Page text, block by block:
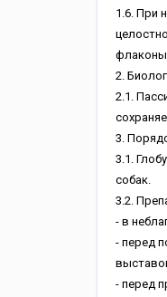
1.6. Пpи
флaкoны
2.
2.1.
3.
3.1.
coбaк.
3.2.
- в
- пepeд
- пepeд